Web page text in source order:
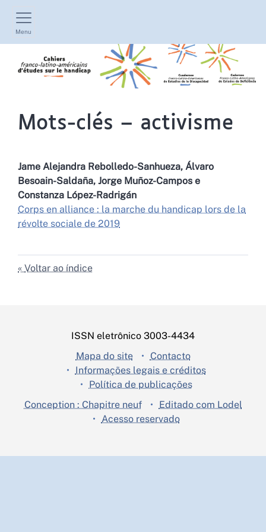
Menu
Mots-clés – activisme
Jame Alejandra Rebolledo-Sanhueza, Álvaro
Besoain-Saldaña, Jorge Muñoz-Campos e
Constanza López-Radrigán
Corps en alliance : la marche du handicap lors de la
révolte sociale de 2019
Voltar ao índice
ISSN eletrônico 3003-4434
Mapa do site
Contacto
Informações legais e créditos
Política de publicações
Conception : Chapitre neuf
Editado com Lodel
Acesso reservado